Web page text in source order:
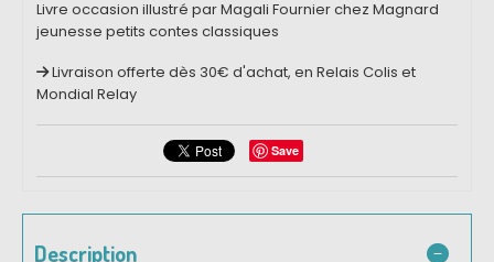
Livre occasion illustré par Magali Fournier chez Magnard
jeunesse petits contes classiques
Livraison offerte dès 30€ d'achat, en Relais Colis et
Mondial Relay
Save
Description